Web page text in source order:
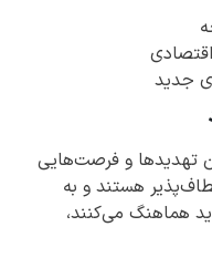
جدید
تهدیدها و فرصت‌هایی
هستند و به
هماهنگ می‌کنند،